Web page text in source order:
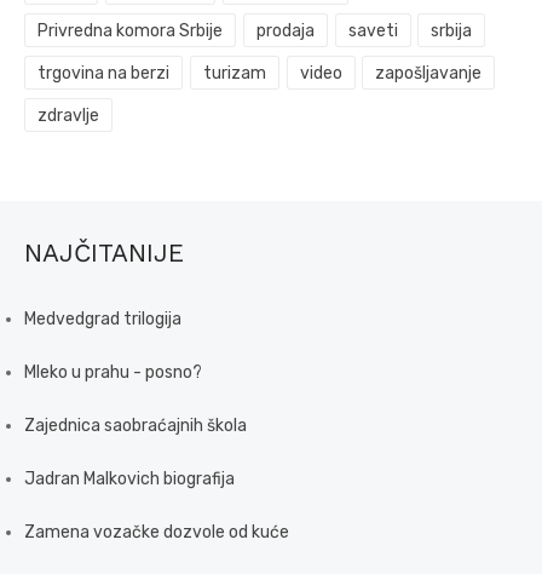
Privredna komora Srbije prodaja saveti srbija
trgovina na berzi turizam video zapošljavanje
zdravlje
NAJČITANIJE
Medvedgrad trilogija
Mleko u prahu - posno?
Zajednica saobraćajnih škola
Jadran Malkovich biografija
Zamena vozačke dozvole od kuće